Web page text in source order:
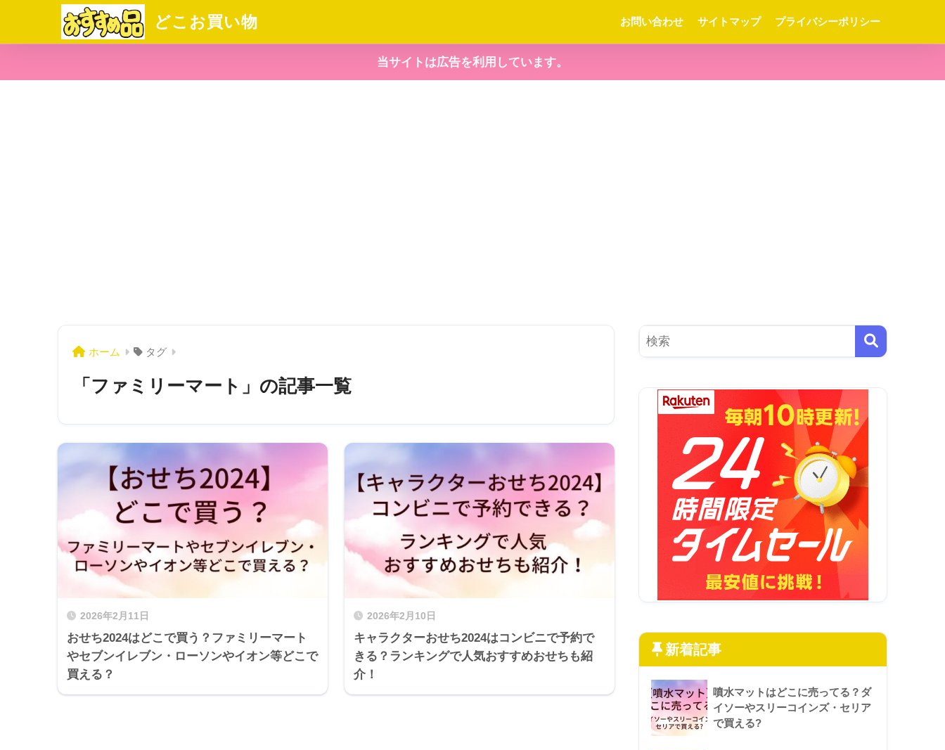
どこお買い物 お問い合わせ サイトマップ プライバシーポリシー
当サイトは広告を利用しています。
ホーム タグ
「ファミリーマート」の記事一覧
2026年2月11日
おせち2024はどこで買う？ファミリーマート
やセブンイレブン・ローソンやイオン等どこで
買える？
2026年2月10日
キャラクターおせち2024はコンビニで予約で
きる？ランキングで人気おすすめおせちも紹
介！
新着記事
噴水マットはどこに売ってる？ダ
イソーやスリーコインズ・セリア
で買える?